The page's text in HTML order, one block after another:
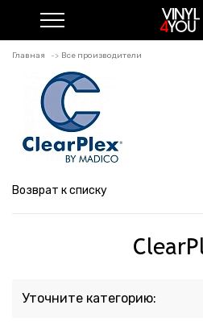
Главная Все производители
Возврат к списку
Уточните категорию: